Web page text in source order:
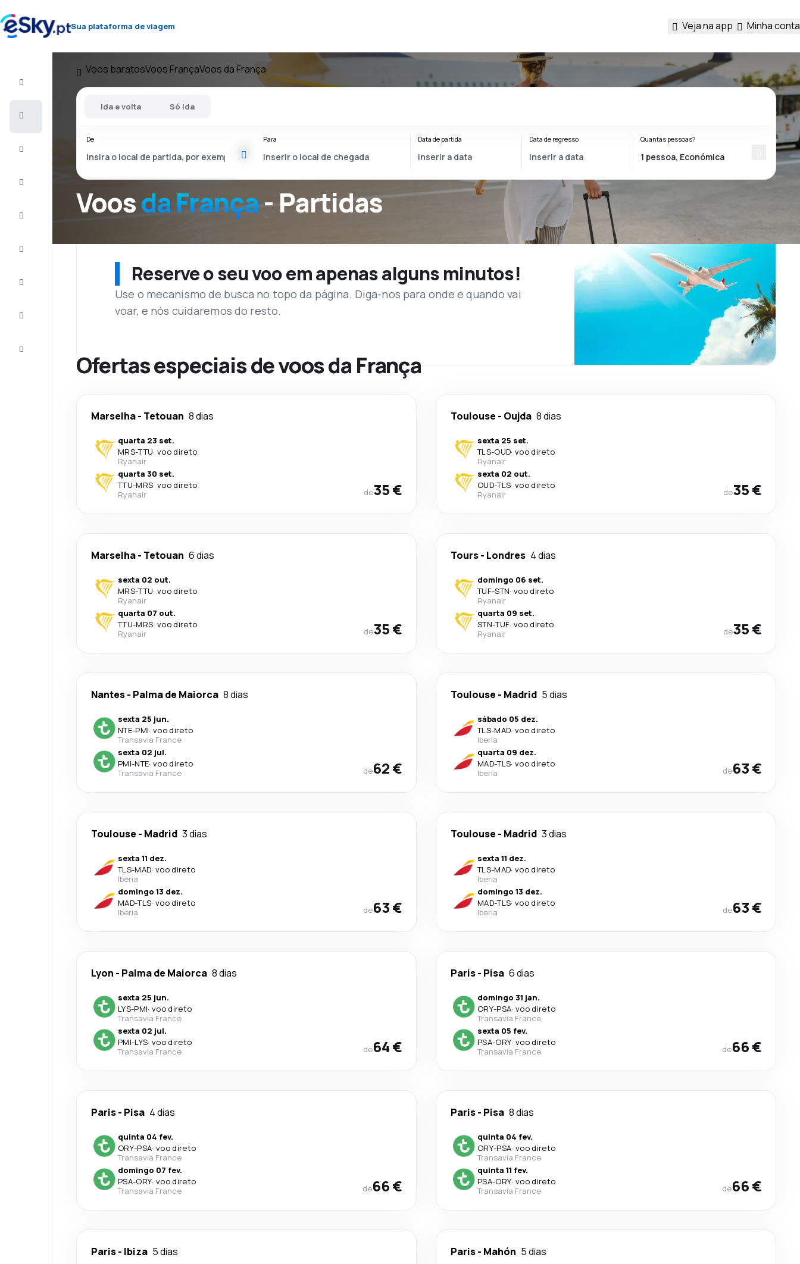
Sua plataforma de viagem Veja na app Minha conta
Voos baratosVoos FrançaVoos da França
Voosda França- Partidas
Ida e volta Só ida
De Para Data de partida Data de regresso Quantas pessoas?
Reserve o seu voo em apenas alguns minutos!
Use o mecanismo de busca no topo da página. Diga-nos para onde e quando vai
voar, e nós cuidaremos do resto.
Ofertas especiais de voos da França
Marselha- Tetouan 8 dias
quarta 23 set.
MRS-TTU· voo direto
Ryanair
quarta 30 set.
TTU-MRS· voo direto
Ryanair
de35 €
Toulouse - Oujda 8 dias
sexta 25 set.
TLS-OUD· voo direto
Ryanair
sexta 02 out.
OUD-TLS· voo direto
Ryanair
de35 €
Marselha- Tetouan 6 dias
sexta 02 out.
MRS-TTU· voo direto
Ryanair
quarta 07 out.
TTU-MRS· voo direto
Ryanair
de35 €
Tours- Londres 4 dias
domingo 06 set.
TUF-STN· voo direto
Ryanair
quarta 09 set.
STN-TUF· voo direto
Ryanair
de35 €
Nantes- Palma de Maiorca 8 dias
sexta 25 jun.
NTE-PMI· voo direto
Transavia France
sexta 02 jul.
PMI-NTE· voo direto
Transavia France
de62 €
Toulouse - Madrid 5 dias
sábado 05 dez.
TLS-MAD· voo direto
Iberia
quarta 09 dez.
MAD-TLS· voo direto
Iberia
de63 €
Toulouse - Madrid 3 dias
sexta 11 dez.
TLS-MAD· voo direto
Iberia
domingo 13 dez.
MAD-TLS· voo direto
Iberia
de63 €
Toulouse - Madrid 3 dias
sexta 11 dez.
TLS-MAD· voo direto
Iberia
domingo 13 dez.
MAD-TLS· voo direto
Iberia
de63 €
Lyon - Palma de Maiorca 8 dias
sexta 25 jun.
LYS-PMI· voo direto
Transavia France
sexta 02 jul.
PMI-LYS· voo direto
Transavia France
de64 €
Paris- Pisa 6 dias
domingo 31 jan.
ORY-PSA· voo direto
Transavia France
sexta 05 fev.
PSA-ORY· voo direto
Transavia France
de66 €
Paris- Pisa 4 dias
quinta 04 fev.
ORY-PSA· voo direto
Transavia France
domingo 07 fev.
PSA-ORY· voo direto
Transavia France
de66 €
Paris- Pisa 8 dias
quinta 04 fev.
ORY-PSA· voo direto
Transavia France
quinta 11 fev.
PSA-ORY· voo direto
Transavia France
de66 €
Paris- Ibiza 5 dias Paris- Mahón 5 dias